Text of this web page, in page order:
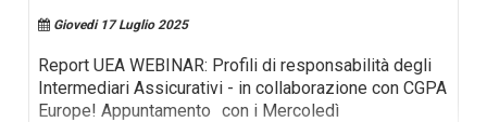
Giovedi 17 Luglio 2025
Report UEA WEBINAR: Profili di responsabilità degli
Intermediari Assicurativi - in collaborazione con CGPA
Europe! Appuntamento con i Mercoledì